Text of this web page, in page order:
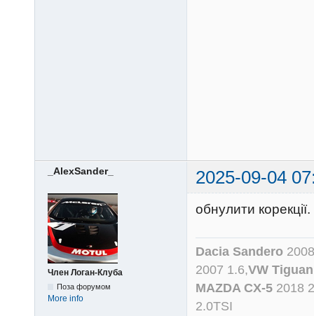
_AlexSander_ 2025-09-04
Член Логан-Клуба
Поза форумом
More info
обнулити
Dacia Sandero
2007 1.6,VW
MAZDA CX-5 2018
2.0TSI